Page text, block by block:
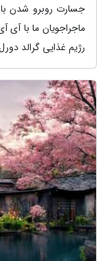
جسارت روبرو شدن
ماجراجویان ما با
رژیم غذایی گرالد